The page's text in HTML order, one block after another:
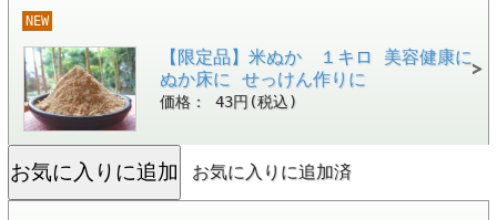
NEW
【限定品】米ぬか １キロ 美容健康に
ぬか床に せっけん作りに
価格： 43円(税込)
お気に入りに追加済